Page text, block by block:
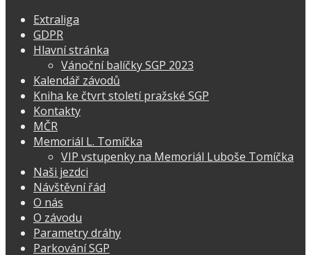
Extraliga
GDPR
Hlavní stránka
Vánoční balíčky SGP 2023
Kalendář závodů
Kniha ke čtvrt století pražské SGP
Kontakty
MČR
Memoriál L. Tomíčka
VIP vstupenky na Memoriál Luboše Tomíčka
Naši jezdci
Návštěvní řád
O nás
O závodu
Parametry dráhy
Parkování SGP